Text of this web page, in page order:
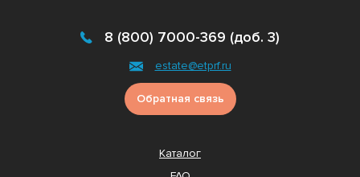
8 (800) 7000-369 (доб. 3)
estate@etprf.ru
Обратная связь
Каталог